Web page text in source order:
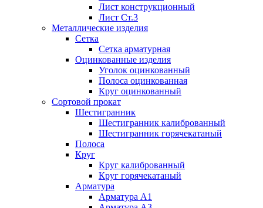
Лист конструкционный
Лист Ст.3
Металлические изделия
Сетка
Сетка арматурная
Оцинкованные изделия
Уголок оцинкованный
Полоса оцинкованная
Круг оцинкованный
Сортовой прокат
Шестигранник
Шестигранник калиброванный
Шестигранник горячекатаный
Полоса
Круг
Круг калиброванный
Круг горячекатаный
Арматура
Арматура А1